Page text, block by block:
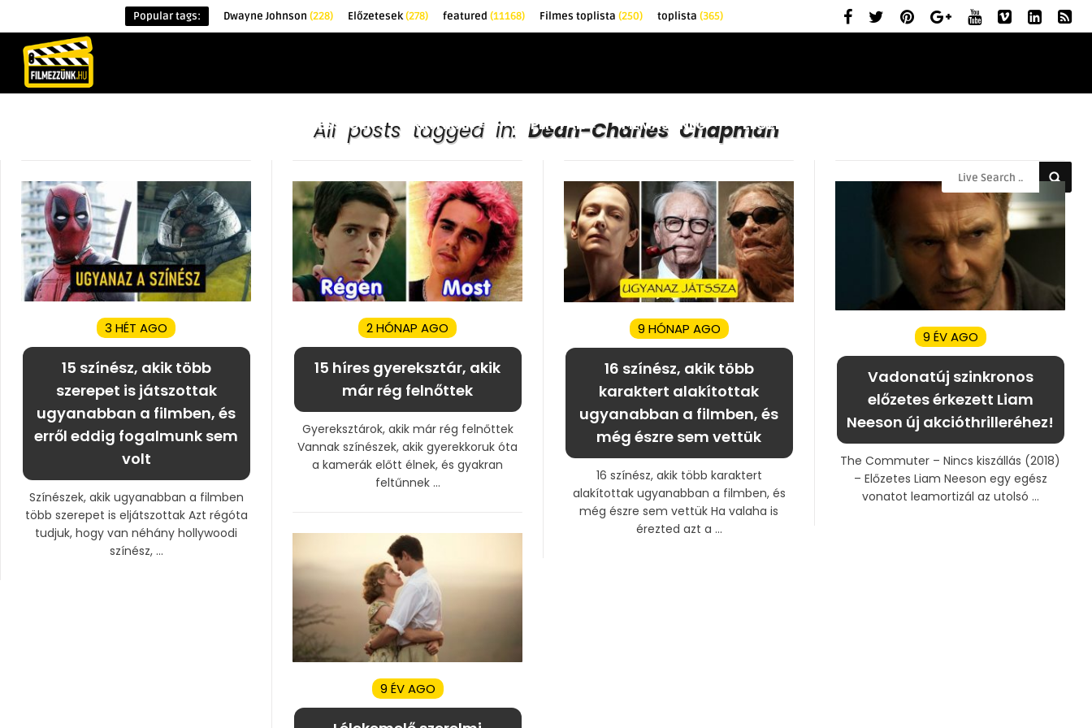
Popular tags: Dwayne Johnson (228) Előzetesek(278) featured (11168) Filmes toplista (250) toplista (365)
ÉRDEKESSÉGEK KRITIKÁK TOPLISTÁK FILMAJÁNLÓ ELŐZETESEK
All posts tagged in: Dean-Charles Chapman
3 HÉT AGO
15 színész, akik több
szerepet is játszottak
ugyanabban a filmben, és
erről eddig fogalmunk sem
volt
Színészek, akik ugyanabban a filmben
több szerepet is eljátszottak Azt régóta
tudjuk, hogy van néhány hollywoodi
színész, ...
2 HÓNAP AGO
15 híres gyereksztár, akik
már rég felnőttek
Gyereksztárok, akik már rég felnőttek
Vannak színészek, akik gyerekkoruk óta
a kamerák előtt élnek, és gyakran
feltűnnek ...
9 HÓNAP AGO
16 színész, akik több
karaktert alakítottak
ugyanabban a filmben, és
még észre sem vettük
16 színész, akik több karaktert
alakítottak ugyanabban a filmben, és
még észre sem vettük Ha valaha is
érezted azt a ...
9 ÉV AGO
Vadonatúj szinkronos
előzetes érkezett Liam
Neeson új akcióthrilleréhez!
The Commuter – Nincs kiszállás (2018)
– Előzetes Liam Neeson egy egész
vonatot leamortizál az utolsó ...
9 ÉV AGO